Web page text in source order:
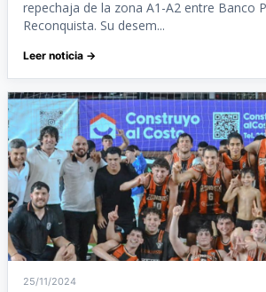
repechaja de la zona A1-A2 entre Banco
Reconquista. Su desem...
Leer noticia →
25/11/2024